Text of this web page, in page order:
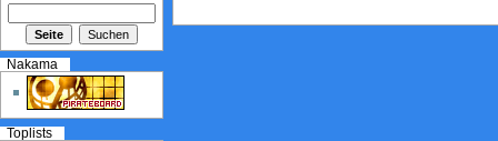
Nakama
Toplists